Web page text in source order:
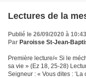
Lectures de la
Publié le 26/09/2020 à 10:43
Par Paroisse St-Jean-
Première lecture/« Si le
sa vie » (Ez 18, 25-28)
Seigneur : « Vous dites : ‘La